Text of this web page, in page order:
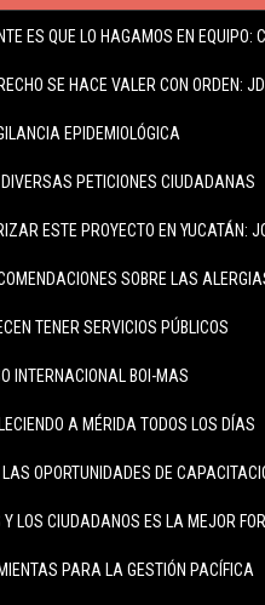
ES QUE LO HAGAMOS EN EQUIPO:
SE HACE VALER CON ORDEN:
EPIDEMIOLÓGICA
PETICIONES CIUDADANAS
ESTE PROYECTO EN YUCATÁN:
SOBRE LAS
TENER SERVICIOS PÚBLICOS
INTERNACIONAL BOI-MAS
A MÉRIDA TODOS LOS DÍAS
OPORTUNIDADES DE
LOS CIUDADANOS ES LA MEJOR
PARA LA GESTIÓN PACÍFICA